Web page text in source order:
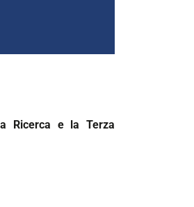
Ricerca e la Terza